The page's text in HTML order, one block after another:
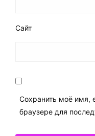
Сайт
Сохранить моё имя,
браузере для